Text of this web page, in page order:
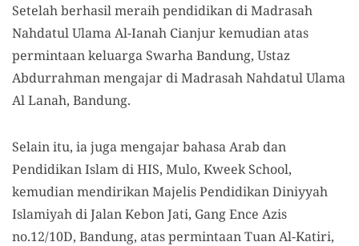
Setelah berhasil meraih pendidikan di Madrasah
Nahdatul Ulama Al-Ianah Cianjur kemudian atas
permintaan keluarga Swarha Bandung, Ustaz
Abdurrahman mengajar di Madrasah Nahdatul Ulama
Al Lanah, Bandung.
Selain itu, ia juga mengajar bahasa Arab dan
Pendidikan Islam di HIS, Mulo, Kweek School,
kemudian mendirikan Majelis Pendidikan Diniyyah
Islamiyah di Jalan Kebon Jati, Gang Ence Azis
no.12/10D, Bandung, atas permintaan Tuan Al-Katiri,